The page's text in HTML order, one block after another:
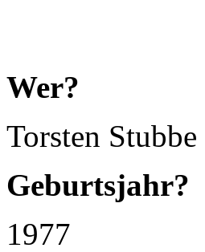
Wer?
Torsten Stubbe
Geburtsjahr?
1977